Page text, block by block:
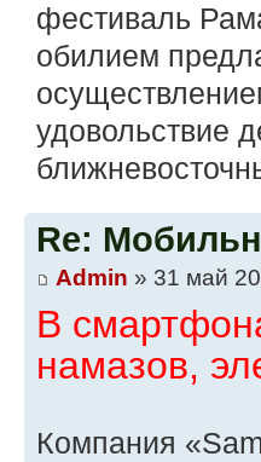
фестиваль
обилием
удовольствие
Re:
Admin » 31 май
В
намазов,
Компания